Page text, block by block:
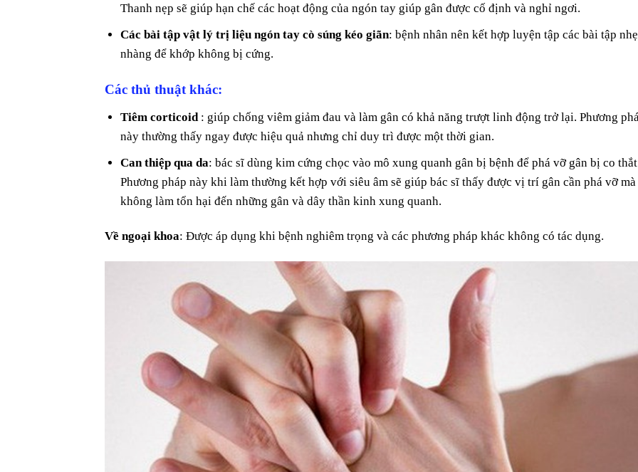
Thanh nẹp sẽ giúp hạn chế các hoạt động của ngón tay giúp gân được cố định và nghỉ ngơi.
Các bài tập vật lý trị liệu ngón tay cò súng kéo giãn: bệnh nhân nên kết hợp luyện tập các bài tập nhẹ
nhàng để khớp không bị cứng.
Các thủ thuật khác:
Tiêm corticoid : giúp chống viêm giảm đau và làm gân có khả năng trượt linh động trở lại. Phương
này thường thấy ngay được hiệu quả nhưng chỉ duy trì được một thời gian.
Can thiệp qua da: bác sĩ dùng kim cứng chọc vào mô xung quanh gân bị bệnh để phá vỡ gân bị co
Phương pháp này khi làm thường kết hợp với siêu âm sẽ giúp bác sĩ thấy được vị trí gân cần phá vỡ mà
không làm tổn hại đến những gân và dây thần kinh xung quanh.
Về ngoại khoa: Được áp dụng khi bệnh nghiêm trọng và các phương pháp khác không có tác dụng.